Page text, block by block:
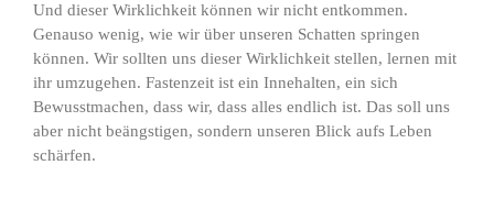
Und dieser Wirklichkeit können wir nicht entkommen.
Genauso wenig, wie wir über unseren Schatten springen
können. Wir sollten uns dieser Wirklichkeit stellen, lernen mit
ihr umzugehen. Fastenzeit ist ein Innehalten, ein sich
Bewusstmachen, dass wir, dass alles endlich ist. Das soll uns
aber nicht beängstigen, sondern unseren Blick aufs Leben
schärfen.